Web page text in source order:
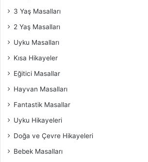
3 Yaş Masalları
2 Yaş Masalları
Uyku Masalları
Kısa Hikayeler
Eğitici Masallar
Hayvan Masalları
Fantastik Masallar
Uyku Hikayeleri
Doğa ve Çevre Hikayeleri
Bebek Masalları